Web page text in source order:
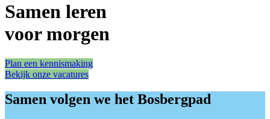
Samen leren
voor morgen
Plan een kennismaking
Bekijk onze vacatures
Samen volgen we het Bosbergpad